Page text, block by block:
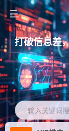
打破信息差
输入关键词